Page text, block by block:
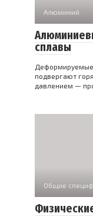
Алюминий
сплавы
подвергают
давлением —
Общие